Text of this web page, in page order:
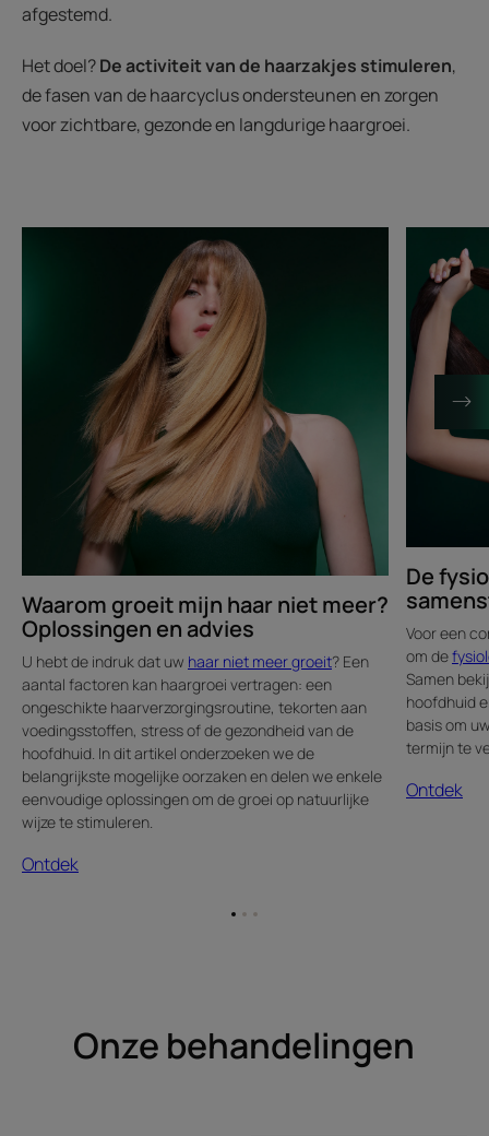
afgestemd.
Het doel?De activiteit van de haarzakjes stimuleren,
de fasen van de haarcyclus ondersteunen en zorgen
voor zichtbare, gezonde en langdurige haargroei.
Oplossingen
Waarom groeit mijn haar niet meer?
Oplossingen en advies
U hebt de indruk dat uw haar niet meer groeit? Een
aantal factoren kan haargroei vertragen: een
ongeschikte haarverzorgingsroutine, tekorten aan
voedingsstoffen, stress of de gezondheid van de
hoofdhuid. In dit artikel onderzoeken we de
belangrijkste mogelijke oorzaken en delen we enkele
eenvoudige oplossingen om de groei op natuurlijke
wijze te stimuleren.
Ontdek
fysiologie
van
de
hoofdhuid:
en
rol
De
Voor een
om de
Samen
hoofdhuid
basis om
termijn te
Ontdek
Ga
GaGa
Onze behandelingen